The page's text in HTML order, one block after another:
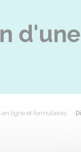
en ligne et formulaires